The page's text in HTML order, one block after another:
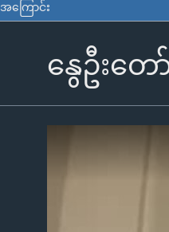
အကြောင်း
နွေဦးတေ